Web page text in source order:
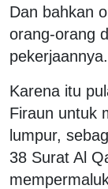
Dan bahkan
orang-orang
pekerjaannya.
Karena itu
Firaun untuk
lumpur,
38 Surat Al